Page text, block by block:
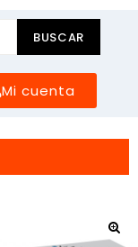
BUSCAR
Mi cuenta